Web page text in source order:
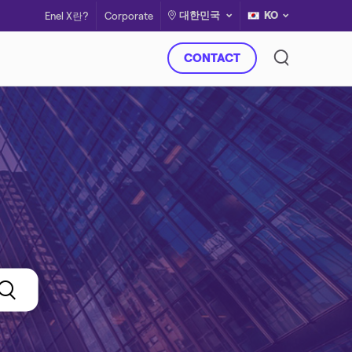
Enel X란? Corporate 대한민국 KO
CONTACT